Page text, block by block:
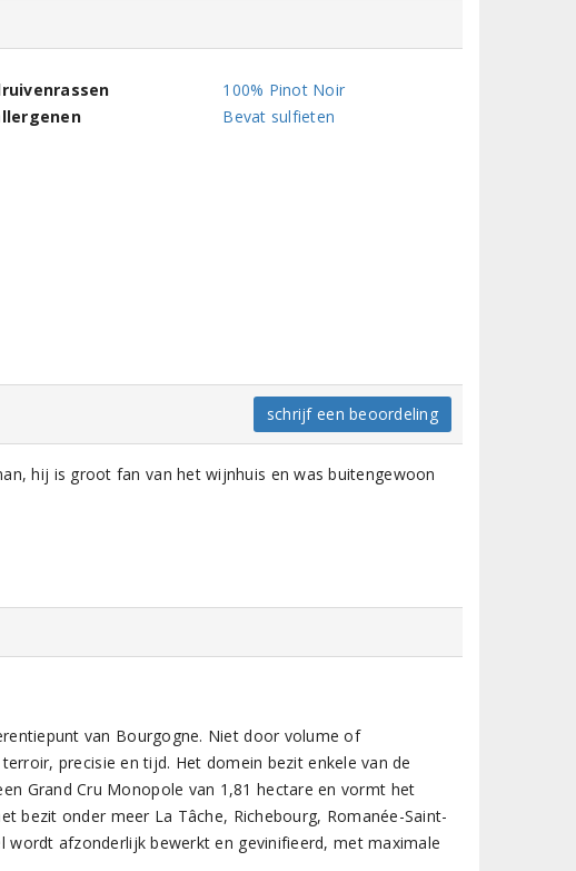
100% Pinot Noir
Bevat sulfieten
schrijf een beoordeling
hij is groot fan van het wijnhuis en was buitengewoon
van Bourgogne. Niet door volume of
precisie en tijd. Het domein bezit enkele van de
Grand Cru Monopole van 1,81 hectare en vormt het
bezit onder meer La Tâche, Richebourg, Romanée-Saint-
wordt afzonderlijk bewerkt en gevinifieerd, met maximale